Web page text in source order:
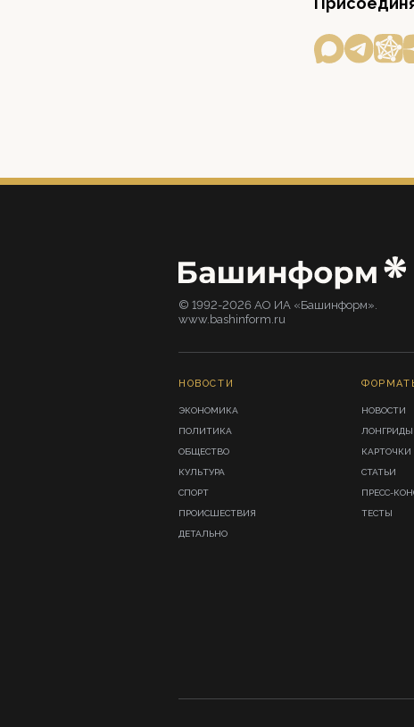
© 1992-2026 АО ИА «Башинформ».
www.bashinform.ru
НОВОСТИ
ЭКОНОМИКА
ПОЛИТИКА
ОБЩЕСТВО
КУЛЬТУРА
СПОРТ
ПРОИСШЕСТВИЯ
ДЕТАЛЬНО
НОВОСТИ
ЛОНГРИДЫ
КАРТОЧКИ
СТАТЬИ
ПРЕСС-
ТЕСТЫ